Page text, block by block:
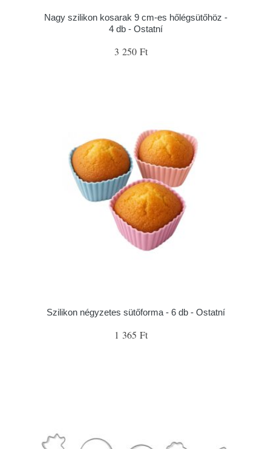
Nagy szilikon kosarak 9 cm-es hőlégsütőhöz -
4 db - Ostatní
3 250 Ft
Szilikon négyzetes sütőforma - 6 db - Ostatní
1 365 Ft